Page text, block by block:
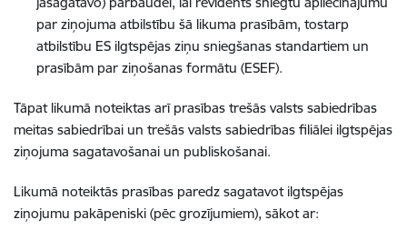
par ziņojuma atbilstību šā likuma prasībām, tostarp
atbilstību ES ilgtspējas ziņu sniegšanas standartiem un
prasībām par ziņošanas formātu (ESEF).
Tāpat likumā noteiktas arī prasības trešās valsts sabiedrības
meitas sabiedrībai un trešās valsts sabiedrības filiālei ilgtspējas
ziņojuma sagatavošanai un publiskošanai.
Likumā noteiktās prasības paredz sagatavot ilgtspējas
ziņojumu pakāpeniski (pēc grozījumiem), sākot ar: